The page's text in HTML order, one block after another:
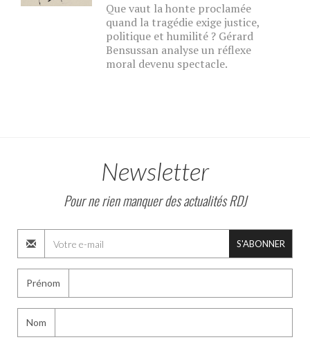
Que vaut la honte proclamée
quand la tragédie exige justice,
politique et humilité ? Gérard
Bensussan analyse un réflexe
moral devenu spectacle.
Newsletter
Pour ne rien manquer des actualités RDJ
S'ABONNER
Prénom
Nom